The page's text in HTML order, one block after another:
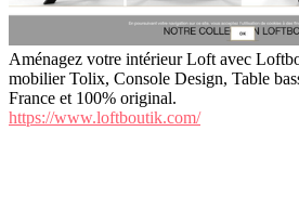
Aménagez votre intérieur Loft avec
mobilier Tolix, Console Design, Table
France et 100% original.
https://www.loftboutik.com/